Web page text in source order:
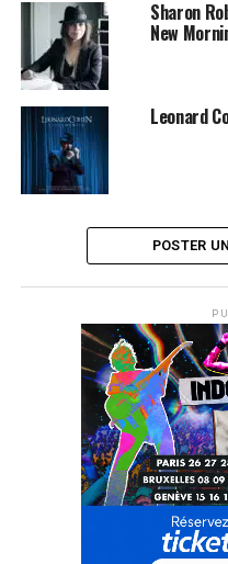
Sharon
New
Leonard
POSTER